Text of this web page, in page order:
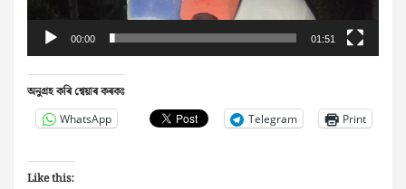
00:00 01:51
অনুগ্ৰহ কৰি শ্বেয়াৰ কৰকঃ
WhatsApp Telegram Print
Like this: